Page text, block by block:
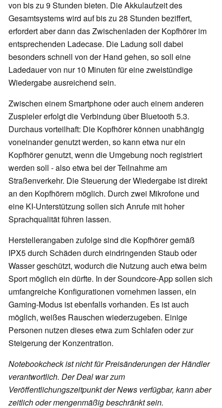
von bis zu 9 Stunden bieten. Die Akkulaufzeit des
Gesamtsystems wird auf bis zu 28 Stunden beziffert,
erfordert aber dann das Zwischenladen der Kopfhörer im
entsprechenden Ladecase. Die Ladung soll dabei
besonders schnell von der Hand gehen, so soll eine
Ladedauer von nur 10 Minuten für eine zweistündige
Wiedergabe ausreichend sein.
Zwischen einem Smartphone oder auch einem anderen
Zuspieler erfolgt die Verbindung über Bluetooth 5.3.
Durchaus vorteilhaft: Die Kopfhörer können unabhängig
voneinander genutzt werden, so kann etwa nur ein
Kopfhörer genutzt, wenn die Umgebung noch registriert
werden soll - also etwa bei der Teilnahme am
Straßenverkehr. Die Steuerung der Wiedergabe ist direkt
an den Kopfhörern möglich. Durch zwei Mikrofone und
eine KI-Unterstützung sollen sich Anrufe mit hoher
Sprachqualität führen lassen.
Herstellerangaben zufolge sind die Kopfhörer gemäß
IPX5 durch Schäden durch eindringenden Staub oder
Wasser geschützt, wodurch die Nutzung auch etwa beim
Sport möglich ein dürfte. In der Soundcore-App sollen sich
umfangreiche Konfigurationen vornehmen lassen, ein
Gaming-Modus ist ebenfalls vorhanden. Es ist auch
möglich, weißes Rauschen wiederzugeben. Einige
Personen nutzen dieses etwa zum Schlafen oder zur
Steigerung der Konzentration.
Notebookcheck ist nicht für Preisänderungen der Händler
verantwortlich. Der Deal war zum
Veröffentlichungszeitpunkt der News verfügbar, kann aber
zeitlich oder mengenmäßig beschränkt sein.